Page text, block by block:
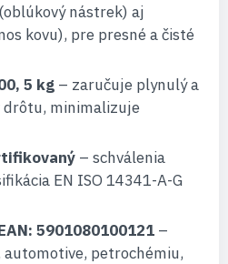
nástrek) aj
kovu), pre presné a čisté
5 kg – zaručuje plynulý a
drôtu, minimalizuje
– schválenia
EN ISO 14341-A-G
5901080100121 –
petrochémiu,